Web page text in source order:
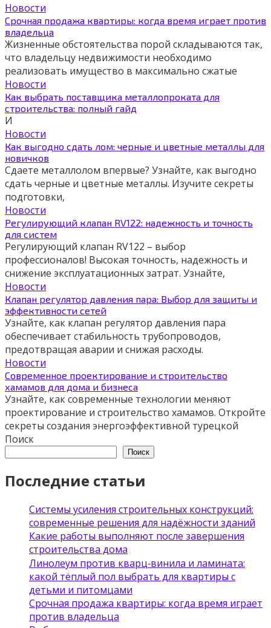
Новости
Срочная продажа квартиры: когда время играет против
владельца
Жизненные обстоятельства порой складываются так,
что владельцу недвижимости необходимо
реализовать имущество в максимально сжатые
Новости
Как выбрать поставщика металлопроката для
строительства: полный гайд
И
Новости
Как выгодно сдать лом: черные и цветные металлы для
новичков
Сдаете металлолом впервые? Узнайте, как выгодно
сдать черные и цветные металлы. Изучите секреты
подготовки,
Новости
Регулирующий клапан RV122: надежность и точность
для систем
Регулирующий клапан RV122 – выбор
профессионалов! Высокая точность, надежность и
снижение эксплуатационных затрат. Узнайте,
Новости
Клапан регулятор давления пара: Выбор для защиты и
эффективности сетей
Узнайте, как клапан регулятор давления пара
обеспечивает стабильность трубопроводов,
предотвращая аварии и снижая расходы.
Новости
Современное проектирование и строительство
хамамов для дома и бизнеса
Узнайте, как современные технологии меняют
проектирование и строительство хамамов. Откройте
секреты создания энергоэффективной турецкой
Поиск
Поиск
Последние статьи
Системы усиления строительных конструкций:
современные решения для надёжности зданий
Какие работы выполняют после завершения
строительства дома
Линолеум против кварц‑винила и ламината:
какой тёплый пол выбрать для квартиры с
детьми и питомцами
Срочная продажа квартиры: когда время играет
против владельца